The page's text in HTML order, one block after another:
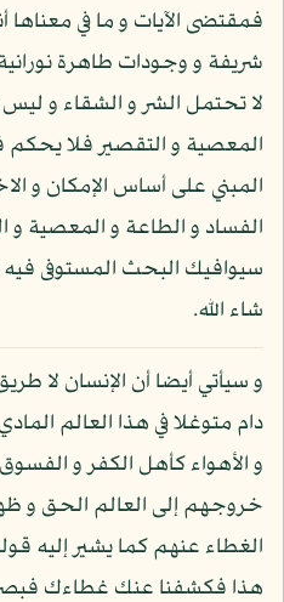
فمقتضى الآيات و ما في
شريفة و وجودات طاهرة
لا تحتمل الشر و الشقاء و
المعصية و التقصير فلا يحكم
المبني على أساس الإمكان و
الفساد و الطاعة و المعصية و
سيوافيك البحث المستوفى فيه
شاء الله.
و سيأتي أيضا أن الإنسان لا
دام متوغلا في هذا العالم
و الأهواء كأهل الكفر و
خروجهم إلى العالم الحق و
الغطاء عنهم كما يشير إليه